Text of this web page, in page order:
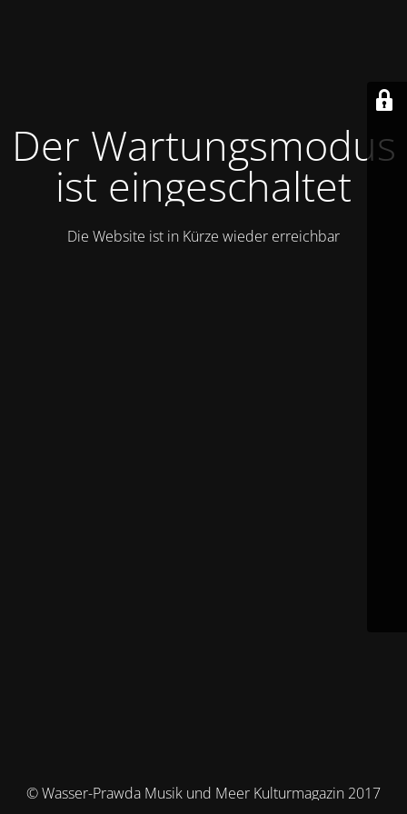
Der Wartungsmodus
ist eingeschaltet
Die Website ist in Kürze wieder erreichbar
© Wasser-Prawda Musik und Meer Kulturmagazin 2017